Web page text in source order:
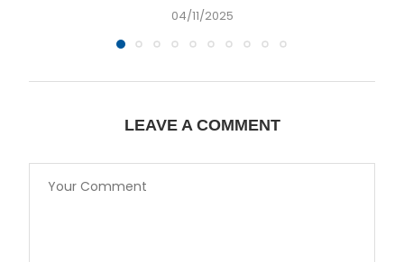
04/11/2025
LEAVE A COMMENT